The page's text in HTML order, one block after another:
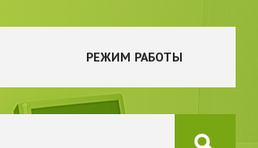
РЕЖИМ РАБОТЫ